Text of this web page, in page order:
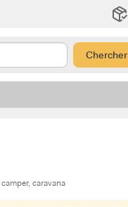
Chercher
camper caravana